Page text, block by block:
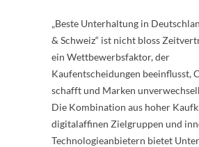
„Beste Unterhaltung in
& Schweiz“ ist nicht bloss
ein Wettbewerbsfaktor, der
Kaufentscheidungen beeinflusst,
schafft und Marken
Die Kombination aus hoher
digitalaffinen Zielgruppen und
Technologieanbietern bietet